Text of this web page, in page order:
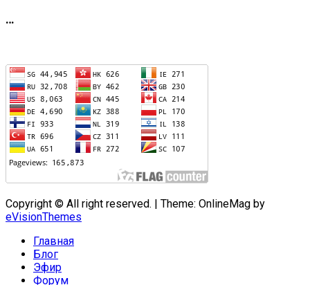
…
Copyright © All right reserved. | Theme: OnlineMag by
eVisionThemes
Главная
Блог
Эфир
Форум